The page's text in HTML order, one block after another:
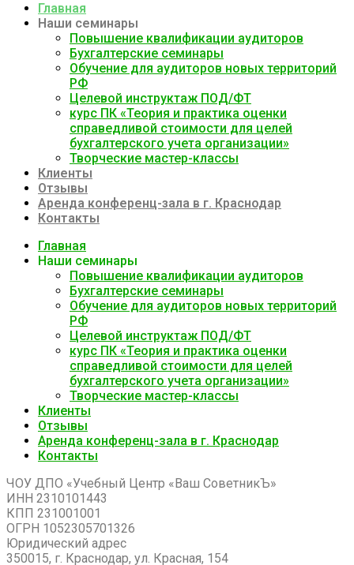
Главная
Наши семинары
Повышение квалификации аудиторов
Бухгалтерские семинары
Обучение для аудиторов новых территорий
РФ
Целевой инструктаж ПОД/ФТ
курс ПК «Теория и практика оценки
справедливой стоимости для целей
бухгалтерского учета организации»
Творческие мастер-классы
Клиенты
Отзывы
Аренда конференц-зала в г. Краснодар
Контакты
Главная
Наши семинары
Повышение квалификации аудиторов
Бухгалтерские семинары
Обучение для аудиторов новых территорий
РФ
Целевой инструктаж ПОД/ФТ
курс ПК «Теория и практика оценки
справедливой стоимости для целей
бухгалтерского учета организации»
Творческие мастер-классы
Клиенты
Отзывы
Аренда конференц-зала в г. Краснодар
Контакты
ЧОУ ДПО «Учебный Центр «Ваш СоветникЪ»
ИНН 2310101443
КПП 231001001
ОГРН 1052305701326
Юридический адрес
350015, г. Краснодар, ул. Красная, 154